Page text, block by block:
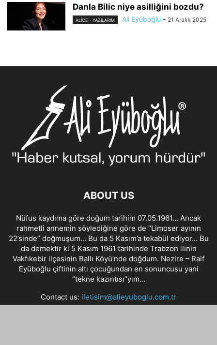
Danla Bilic niye asilliğini bozdu?
ALİCE - YAZILARIM Ali Eyüboğlu - 21 Aralık 2025
ABOUT US
Nüfus kaydıma göre doğum tarihim 07.05.1961… Ancak
rahmetli annemin söylediğine göre de “Limoser ayının
22’sinde” doğmuşum… Bu da 5 Kasım’a tekabül ediyor… Bu
da demektir ki 5 Kasım 1961 tarihinde Trabzon ilinin
Vakfıkebir ilçesinin Ballı Köyü’nde doğdum. Nezire – Raif
Eyüboğlu çiftinin altı çocuğundan en sonuncusu yani
“tekne kazıntısı”yım…
Contact us: iletisim@alieyuboglu.com.tr